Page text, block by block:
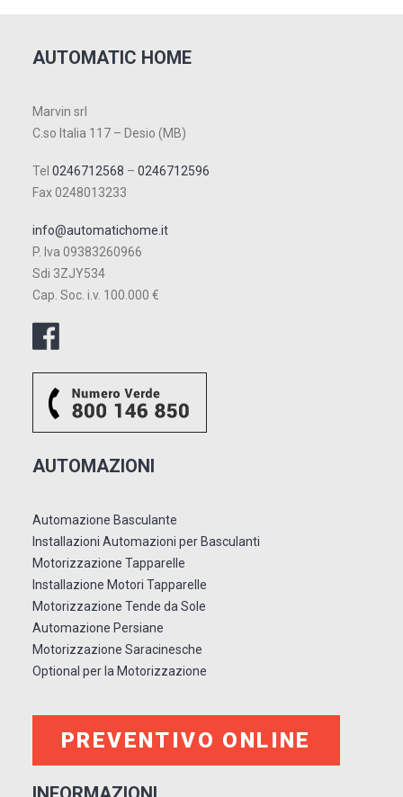
AUTOMATIC HOME
Marvin srl
C.so Italia 117 – Desio (MB)
Tel 0246712568 – 0246712596
Fax 0248013233
info@automatichome.it
P. Iva 09383260966
Sdi 3ZJY534
Cap. Soc. i.v. 100.000 €
AUTOMAZIONI
Automazione Basculante
Installazioni Automazioni per Basculanti
Motorizzazione Tapparelle
Installazione Motori Tapparelle
Motorizzazione Tende da Sole
Automazione Persiane
Motorizzazione Saracinesche
Optional per la Motorizzazione
PREVENTIVO ONLINE